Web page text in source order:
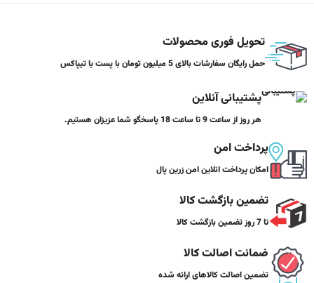
تحویل فوری محصولات
حمل رایگان سفارشات بالای 5 میلیون تومان با پست یا تیپاکس
پشتیبانی آنلاین
هر روز از ساعت 9 تا ساعت 18 پاسخگو شما عزیزان هستیم.
پرداخت امن
امکان پرداخت انلاین امن زرین پال
تضمین بازگشت کالا
تا 7 روز تضمین بازگشت کالا
ضمانت اصالت کالا
تضمین اصالت کالاهای ارائه شده